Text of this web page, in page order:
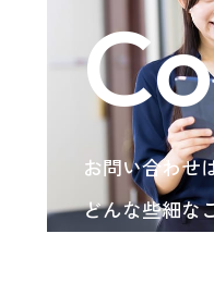
お問い合わせ
どんな些細な